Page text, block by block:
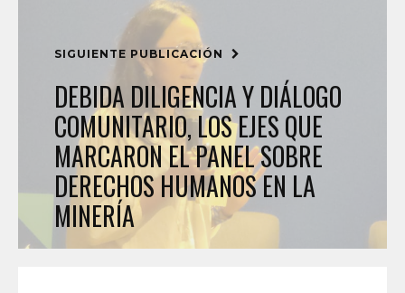
SIGUIENTE PUBLICACIÓN
DEBIDA DILIGENCIA Y DIÁLOGO
COMUNITARIO, LOS EJES QUE
MARCARON EL PANEL SOBRE
DERECHOS HUMANOS EN LA
MINERÍA